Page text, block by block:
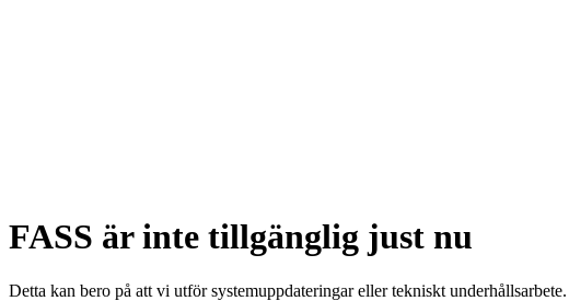
FASS är inte tillgänglig just nu
Detta kan bero på att vi utför systemuppdateringar eller tekniskt